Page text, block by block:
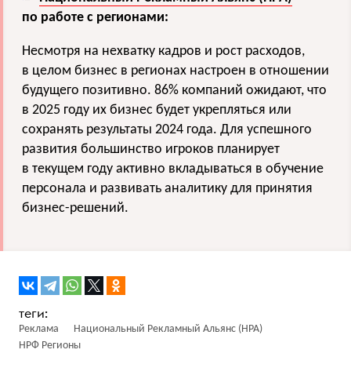
по работе с регионами:
Несмотря на нехватку кадров и рост расходов,
в целом бизнес в регионах настроен в отношении
будущего позитивно. 86% компаний ожидают, что
в 2025 году их бизнес будет укрепляться или
сохранять результаты 2024 года. Для успешного
развития большинство игроков планирует
в текущем году активно вкладываться в обучение
персонала и развивать аналитику для принятия
бизнес-решений.
Реклама
Национальный Рекламный Альянс (НРА)
НРФ Регионы